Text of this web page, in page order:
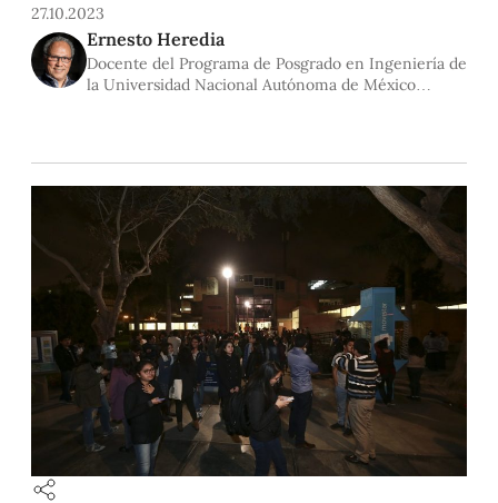
Nacional Autónoma de México. El especialista vino a la
PUCP invitado por nuestra Maestría en Ingeniería Civil para
dictar clases magistrales.
27.10.2023
Ernesto Heredia
Docente del Programa de Posgrado en Ingeniería de
la Universidad Nacional Autónoma de México